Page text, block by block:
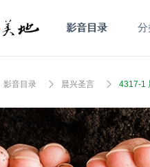
影音目录 分
影音目录 晨兴圣言 4317-1